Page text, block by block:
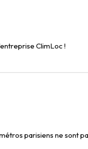
ClimLoc !
parisiens ne sont